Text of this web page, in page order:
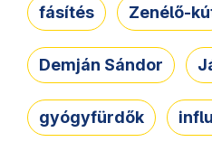
fásítés Zenélő-
Demján Sándor
gyógyfürdők